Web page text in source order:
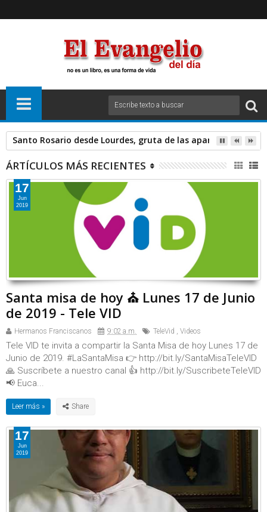
Santo Rosario desde Lourdes, gruta de las apariciones.
ÁRTÍCULOS MÁS RECIENTES
Santa misa de hoy ⛪ Lunes 17 de Junio
de 2019 - Tele VID
Hermanos Franciscanos 9:02 a.m. TeleVid , Videos
Tele VID te invita a compartir la Santa Misa de hoy Lunes 17 de
Junio de 2019. #LaSantaMisa 👉 http://bit.ly/SantaMisaTeleVID
🙏 Suscríbete a nuestro canal 👍 http://bit.ly/SuscribeteTeleVID
📢 Euca...
Leer más »
17
Jun
2019
17
Jun
2019